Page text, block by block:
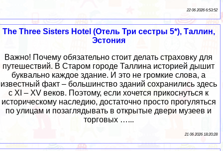
22 06 2026 6:53:52
The Three Sisters Hotel (Отель Три сестры 5*), Таллин,
Эстония
Важно! Почему обязательно стоит делать страховку для
путешествий. В Старом городе Таллина историей дышит
буквально каждое здание. И это не громкие слова, а
известный факт – большинство зданий сохранились здесь
с XI – XV веков. Поэтому, если хочется прикоснуться к
историческому наследию, достаточно просто прогуляться
по улицам и позаглядывать в открытые двери музеев и
торговых …...
21 06 2026 18:20:28